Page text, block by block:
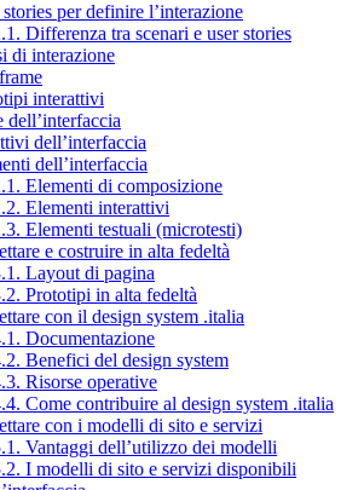
per definire l’interazione
Differenza tra scenari e user stories
di interazione
interattivi
dell’interfaccia
dell’interfaccia
dell’interfaccia
Elementi di composizione
Elementi interattivi
Elementi testuali (microtesti)
e costruire in alta fedeltà
Layout di pagina
Prototipi in alta fedeltà
con il design system .italia
Documentazione
Benefici del design system
Risorse operative
Come contribuire al design system .italia
con i modelli di sito e servizi
Vantaggi dell’utilizzo dei modelli
I modelli di sito e servizi disponibili